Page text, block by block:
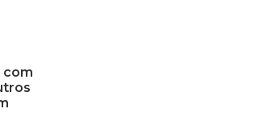
com